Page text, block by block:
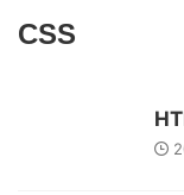
CSS